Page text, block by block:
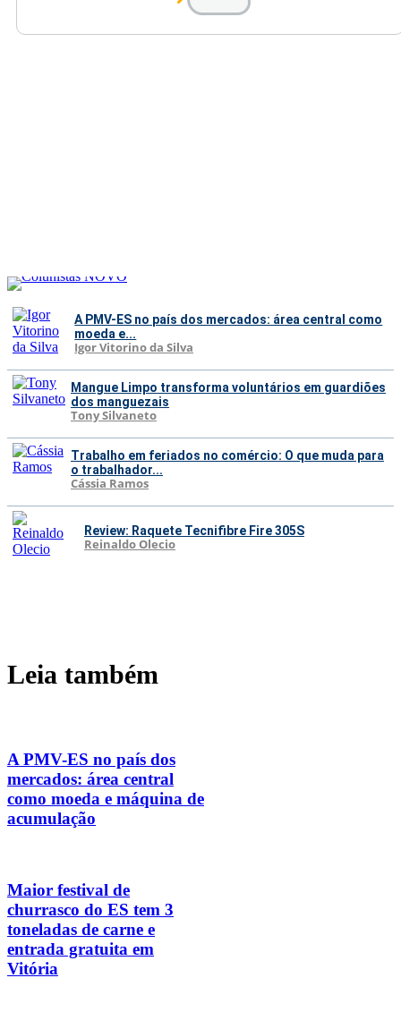
A PMV-ES no país dos mercados: área central como
moeda e...
Igor Vitorino da Silva
Mangue Limpo transforma voluntários em guardiões
dos manguezais
Tony Silvaneto
Trabalho em feriados no comércio: O que muda para
o trabalhador...
Cássia Ramos
Review: Raquete Tecnifibre Fire 305S
Reinaldo Olecio
Leia também
A PMV-ES no país dos
mercados: área central
como moeda e máquina de
acumulação
Maior festival de
churrasco do ES tem 3
toneladas de carne e
entrada gratuita em
Vitória